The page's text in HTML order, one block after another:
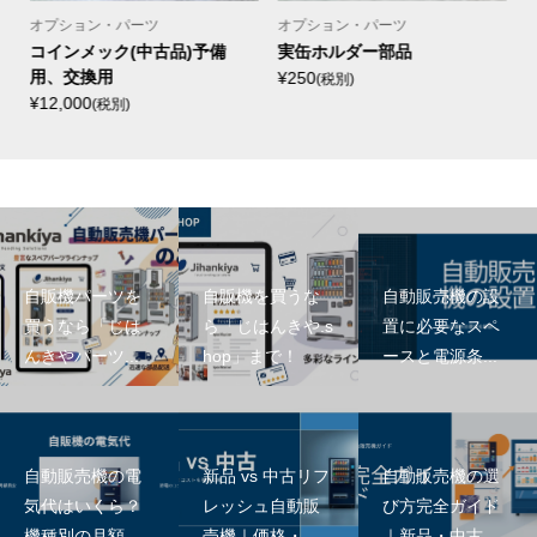
オプション・パーツ
コインメック(中古品)予備
用、交換用
¥12,000(税別)
オプション・パーツ
実缶ホルダー部品
¥250(税別)
自販機パーツを
買うなら「じは
んきやパーツ...
自販機を買うな
ら「じはんきや.s
hop」まで！
自動販売機の設
置に必要なスペ
ースと電源条...
自動販売機の電
気代はいくら？
新品 vs 中古リフ
レッシュ自動販
自動販売機の選
び方完全ガイド